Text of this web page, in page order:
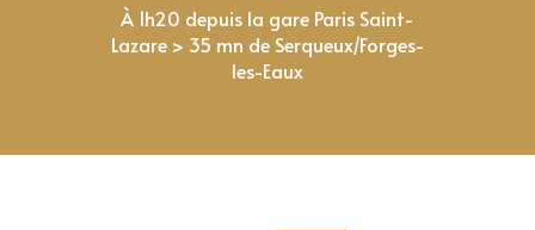
À 1h20 depuis la gare Paris Saint-
Lazare > 35 mn de Serqueux/Forges-
les-Eaux